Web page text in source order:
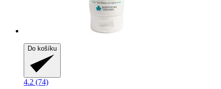
Do košíku
4.2 (74)